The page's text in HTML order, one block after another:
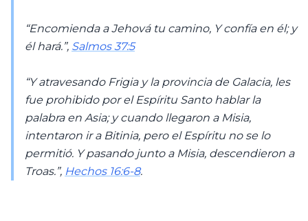
“Encomienda a Jehová tu camino, Y confía en él; y
él hará.”, Salmos 37:5
“Y atravesando Frigia y la provincia de Galacia, les
fue prohibido por el Espíritu Santo hablar la
palabra en Asia; y cuando llegaron a Misia,
intentaron ir a Bitinia, pero el Espíritu no se lo
permitió. Y pasando junto a Misia, descendieron a
Troas.”, Hechos 16:6-8.